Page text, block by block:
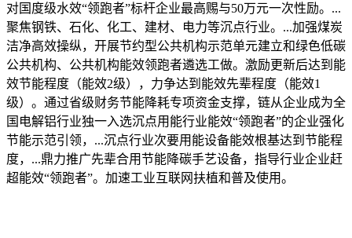
对国度级水效“领跑者”标杆企业最高赐与50万元一次性励。...
聚焦钢铁、石化、化工、建材、电力等沉点行业。...加强煤炭
洁净高效操纵，开展节约型公共机构示范单元建立和绿色低碳
公共机构、公共机构能效领跑者遴选工做。激励更新后达到能
效节能程度（能效2级），力争达到能效先辈程度（能效1
级）。通过省级财务节能降耗专项资金支撑，链从企业成为全
国电解铝行业独一入选沉点用能行业能效“领跑者”的企业强化
节能示范引领，...沉点行业次要用能设备能效根基达到节能程
度，...鼎力推广先辈合用节能降碳手艺设备，指导行业企业赶
超能效“领跑者”。加速工业互联网扶植和普及使用。